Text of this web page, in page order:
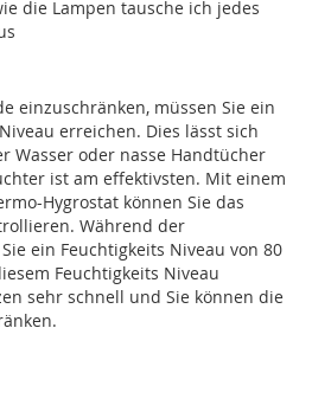
die Lampen tausche ich jedes
einzuschränken, müssen Sie ein
erreichen. Dies lässt sich
Wasser oder nasse Handtücher
ist am effektivsten. Mit einem
Hygrostat können Sie das
Während der
ein Feuchtigkeits Niveau von 80
Feuchtigkeits Niveau
sehr schnell und Sie können die